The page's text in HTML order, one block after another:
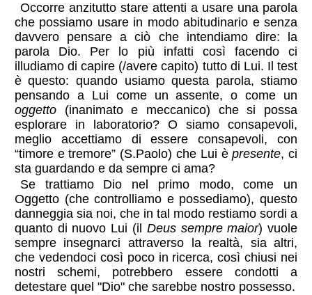
Occorre anzitutto stare attenti a usare una parola
che possiamo usare in modo abitudinario e senza
davvero pensare a ciò che intendiamo dire: la
parola Dio. Per lo più infatti così facendo ci
illudiamo di capire (/avere capito) tutto di Lui. Il test
è questo: quando usiamo questa parola, stiamo
pensando a Lui come un assente, o come un
oggetto(inanimato e meccanico) che si possa
esplorare in laboratorio? O siamo consapevoli,
meglio accettiamo di essere consapevoli, con
“timore e tremore” (S.Paolo) che Lui èpresente, ci
sta guardando e da sempre ci ama?
Se trattiamo Dio nel primo modo, come un
Oggetto (che controlliamo e possediamo), questo
danneggia sia noi, che in tal modo restiamo sordi a
quanto di nuovo Lui (il Deus sempre maior) vuole
sempre insegnarci attraverso la realtà, sia altri,
che vedendoci così poco in ricerca, così chiusi nei
nostri schemi, potrebbero essere condotti a
detestare quel "Dio" che sarebbe nostro possesso.